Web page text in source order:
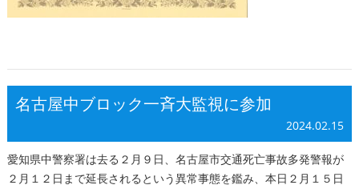
名古屋中ブロック一斉大監視に参加
2024.02.15
愛知県中警察署は去る２月９日、名古屋市交通死亡事故多発警報が
２月１２日まで延長されるという異常事態を鑑み、本日２月１５日